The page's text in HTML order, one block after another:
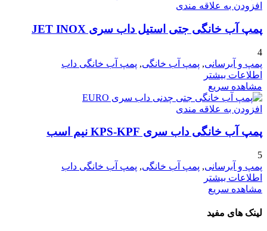
افزودن به علاقه مندی
پمپ آب خانگی جتی استیل داب سری JET INOX
4
پمپ و آبرسانی, پمپ آب خانگی, پمپ آب خانگی داب
اطلاعات بیشتر
مشاهده سریع
افزودن به علاقه مندی
پمپ آب خانگی داب سری KPS-KPF نیم اسب
5
پمپ و آبرسانی, پمپ آب خانگی, پمپ آب خانگی داب
اطلاعات بیشتر
مشاهده سریع
لینک های مفید